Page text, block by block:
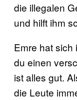
die illegalen
und hilft ihm
Emre hat sich
du einen
ist alles gut.
die Leute